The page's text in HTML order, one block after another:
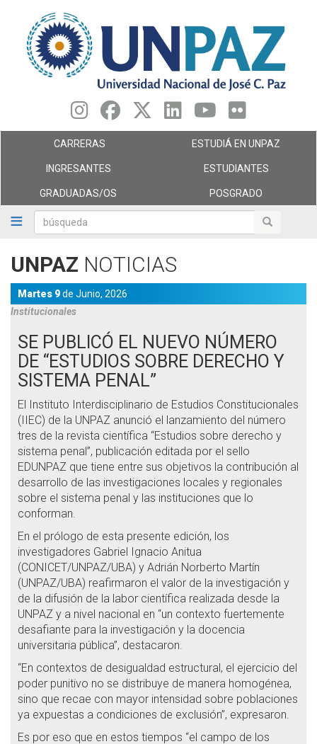
contenido
principal
búsqueda búsqueda
CARRERAS ESTUDIÁ EN UNPAZ
INGRESANTES ESTUDIANTES
GRADUADAS/OS POSGRADO
UNPAZ NOTICIAS
Martes 9de Junio, 2026
Institucionales
SE PUBLICÓ EL NUEVO NÚMERO
DE “ESTUDIOS SOBRE DERECHO Y
SISTEMA PENAL”
El Instituto Interdisciplinario de Estudios Constitucionales
(IIEC) de la UNPAZ anunció el lanzamiento del número
tres de la revista científica “Estudios sobre derecho y
sistema penal”, publicación editada por el sello
EDUNPAZ que tiene entre sus objetivos la contribución al
desarrollo de las investigaciones locales y regionales
sobre el sistema penal y las instituciones que lo
conforman.
En el prólogo de esta presente edición, los
investigadores Gabriel Ignacio Anitua
(CONICET/UNPAZ/UBA) y Adrián Norberto Martín
(UNPAZ/UBA) reafirmaron el valor de la investigación y
de la difusión de la labor científica realizada desde la
UNPAZ y a nivel nacional en “un contexto fuertemente
desafiante para la investigación y la docencia
universitaria pública”, destacaron.
“En contextos de desigualdad estructural, el ejercicio del
poder punitivo no se distribuye de manera homogénea,
sino que recae con mayor intensidad sobre poblaciones
ya expuestas a condiciones de exclusión”, expresaron.
Es por eso que en estos tiempos “el campo de los